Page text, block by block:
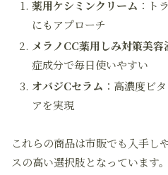
薬用ケシミンクリーム ：ト
にもアプローチ
メラノCC薬用しみ対策美容
症成分で毎日使いやすい
オバジCセラム ：高濃度ビ
アを実現
これらの商品は市販でも入手し
スの高い選択肢となっています。